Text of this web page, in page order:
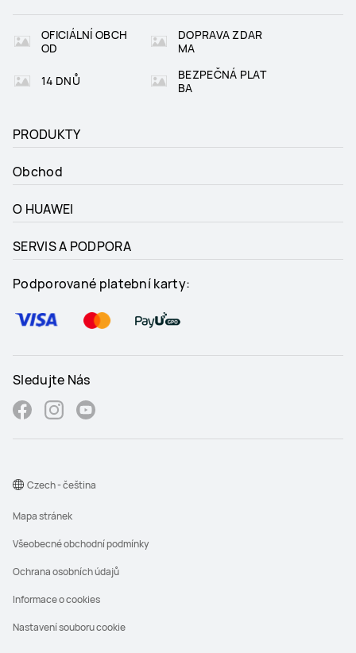
OFICIÁLNÍ OBCH
OD
DOPRAVA ZDAR
MA
14 DNŮ
BEZPEČNÁ PLAT
BA
PRODUKTY
Obchod
O HUAWEI
SERVIS A PODPORA
Podporované platební karty:
Sledujte Nás
Mapa stránek
Všeobecné obchodní podmínky
Ochrana osobních údajů
Informace o cookies
Nastavení souboru cookie
Czech - čeština